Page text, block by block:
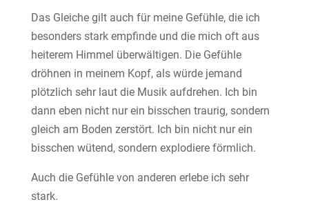
Das Gleiche gilt auch für meine Gefühle, die ich
besonders stark empfinde und die mich oft aus
heiterem Himmel überwältigen. Die Gefühle
dröhnen in meinem Kopf, als würde jemand
plötzlich sehr laut die Musik aufdrehen. Ich bin
dann eben nicht nur ein bisschen traurig, sondern
gleich am Boden zerstört. Ich bin nicht nur ein
bisschen wütend, sondern explodiere förmlich.
Auch die Gefühle von anderen erlebe ich sehr
stark.